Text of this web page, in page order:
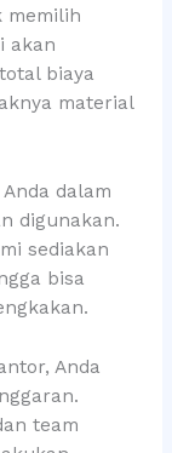
memilih
akan
biaya
material
dalam
digunakan.
sediakan
bisa
Anda
team